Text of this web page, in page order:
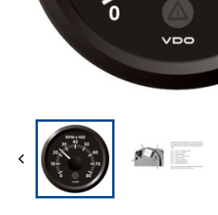
